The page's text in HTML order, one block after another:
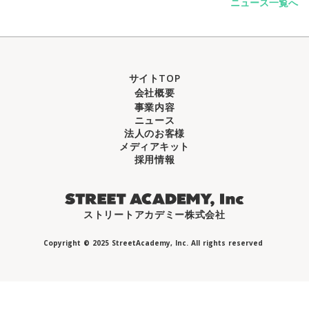
サイトTOP
会社概要
事業内容
ニュース
法人のお客様
メディアキット
採用情報
ストリートアカデミー株式会社
Copyright © 2025 StreetAcademy, Inc. All rights reserved